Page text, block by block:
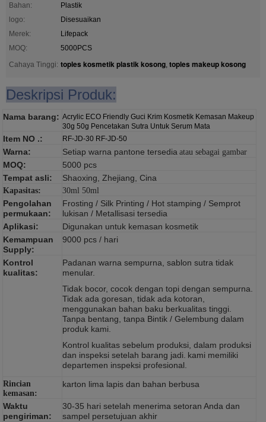
Bahan:
Plastik
logo:
Disesuaikan
Merek:
Lifepack
MOQ:
5000PCS
Cahaya Tinggi: toples kosmetik plastik kosong, toples makeup kosong
Deskripsi Produk:
Nama barang: Acrylic ECO Friendly Guci Krim Kosmetik Kemasan Makeup
30g 50g Pencetakan Sutra Untuk Serum Mata
Item NO .: RF-JD-30 RF-JD-50
Warna: Setiap warna pantone tersedia atau sebagai gambar
MOQ:
5000 pcs
Tempat asli:
Shaoxing, Zhejiang, Cina
Kapasitas: 30ml 50ml
Pengolahan
permukaan:
Frosting / Silk Printing / Hot stamping / Semprot
lukisan / Metallisasi tersedia
Aplikasi:
Digunakan untuk kemasan kosmetik
Kemampuan
Supply:
9000 pcs / hari
Kontrol
kualitas:
Padanan warna sempurna, sablon sutra tidak
menular.
Tidak bocor, cocok dengan topi dengan sempurna.
Tidak ada goresan, tidak ada kotoran,
menggunakan bahan baku berkualitas tinggi.
Tanpa bentang, tanpa Bintik / Gelembung dalam
produk kami.
Kontrol kualitas sebelum produksi, dalam produksi
dan inspeksi setelah barang jadi. kami memiliki
departemen inspeksi profesional.
Rincian
kemasan:
karton lima lapis dan bahan berbusa
Waktu
pengiriman:
30-35 hari setelah menerima setoran Anda dan
sampel persetujuan akhir